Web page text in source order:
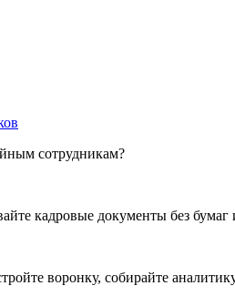
сотрудникам?
кадровые документы без
воронку, собирайте